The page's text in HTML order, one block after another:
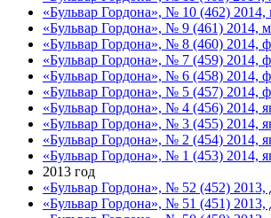
«Бульвар Гордона», № 10 (462) 2014,
«Бульвар Гордона», № 9 (461) 2014,
«Бульвар Гордона», № 8 (460) 2014,
«Бульвар Гордона», № 7 (459) 2014,
«Бульвар Гордона», № 6 (458) 2014,
«Бульвар Гордона», № 5 (457) 2014,
«Бульвар Гордона», № 4 (456) 2014,
«Бульвар Гордона», № 3 (455) 2014,
«Бульвар Гордона», № 2 (454) 2014,
«Бульвар Гордона», № 1 (453) 2014,
2013 год
«Бульвар Гордона», № 52 (452) 2013,
«Бульвар Гордона», № 51 (451) 2013,